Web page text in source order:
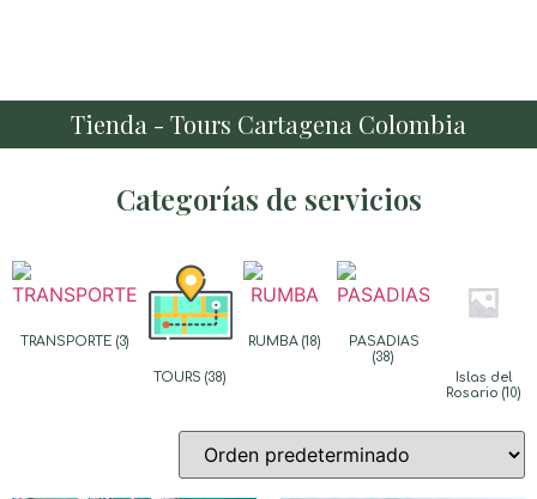
Tienda - Tours Cartagena Colombia
Categorías de servicios
TRANSPORTE (3)
TOURS(38)
RUMBA (18)
PASADIAS
(38)
Islas del
Rosario (10)